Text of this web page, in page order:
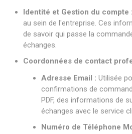
Identité et Gestion du compte :
au sein de l'entreprise. Ces
de savoir qui passe la
échanges.
Coordonnées de contact
Adresse Email : Utilisée
confirmations de
PDF, des informations de
échanges avec le service
Numéro de Téléphone